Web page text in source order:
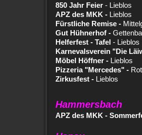
850 Jahr Feier - Lieblos
APZ des MKK - Lieblos
Fürstliche Remise -
Gut Hühnerhof -
Helferfest - Tafel - Lieblos
Karnevalsverein "Die
Möbel Höffner - Lieblos
Pizzeria "Mercedes" -
Zirkusfest - Lieblos
Hammersbach
APZ des MKK -